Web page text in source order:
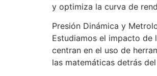
y optimiza la curva de
Presión Dinámica y
Estudiamos el impacto de
centran en el uso de
las matemáticas detrás